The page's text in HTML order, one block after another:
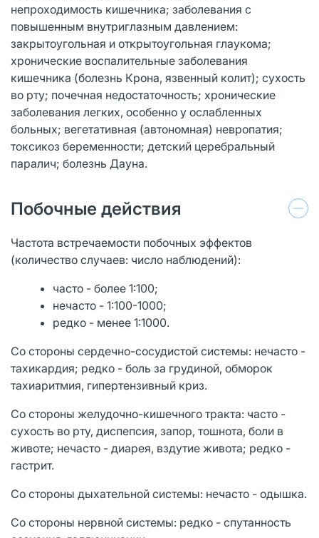
непроходимость кишечника; заболевания с
повышенным внутриглазным давлением:
закрытоугольная и открытоугольная глаукома;
хронические воспалительные заболевания
кишечника (болезнь Крона, язвенный колит); сухость
во рту; почечная недостаточность; хронические
заболевания легких, особенно у ослабленных
больных; вегетативная (автономная) невропатия;
токсикоз беременности; детский церебральный
паралич; болезнь Дауна.
Побочные действия
Частота встречаемости побочных эффектов
(количество случаев: число наблюдений):
часто - более 1:100;
нечасто - 1:100-1000;
редко - менее 1:1000.
Со стороны сердечно-сосудистой системы: нечасто -
тахикардия; редко - боль за грудиной, обморок
тахиаритмия, гипертензивный криз.
Со стороны желудочно-кишечного тракта: часто -
сухость во рту, диспепсия, запор, тошнота, боли в
животе; нечасто - диарея, вздутие живота; редко -
гастрит.
Со стороны дыхательной системы: нечасто - одышка.
Со стороны нервной системы: редко - спутанность